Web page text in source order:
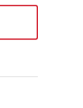
EMEA